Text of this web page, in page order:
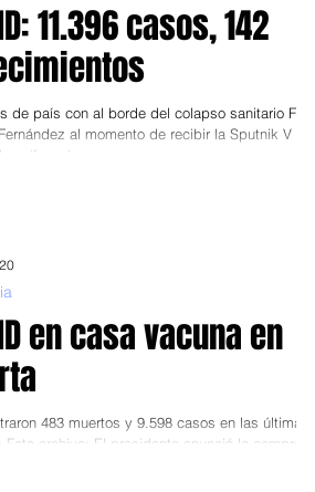
11.396 casos, 142
de país con al borde del colapso sanitario Foto:
al momento de recibir la Sputnik V Aun
cifras de...
en casa vacuna en
483 muertos y 9.598 casos en las últimas
Foto archivo: El presidente anunció la compra de